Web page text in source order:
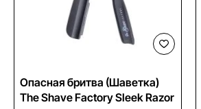
Опасная бритва (Шаветка)
The Shave Factory Sleek Razor